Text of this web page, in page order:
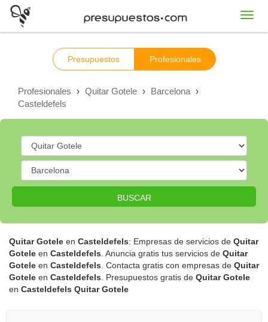
Presupuestos Profesionales
Profesionales › Quitar Gotele › Barcelona ›
Casteldefels
BUSCAR
Quitar Gotele en Casteldefels: Empresas de servicios de Quitar
Gotele en Casteldefels . Anuncia gratis tus servicios de Quitar
Gotele en Casteldefels . Contacta gratis con empresas de Quitar
Gotele en Casteldefels . Presupuestos gratis de Quitar Gotele
en Casteldefels Quitar Gotele